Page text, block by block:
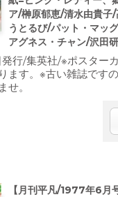
ア/榊原郁恵/清水由貴子
うとるび/パット・マッ
アグネス・チャン/沢田
発行/集英社/※ポスター
ます。※古い雑誌です
せ。
【月刊平凡/1977年6月号